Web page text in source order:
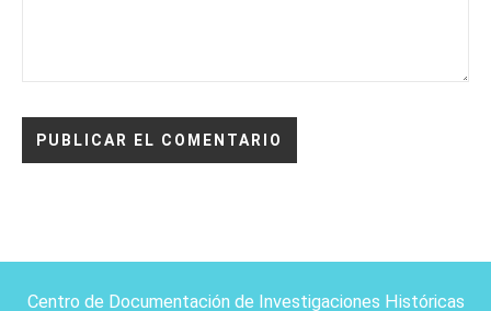
Centro de Documentación de Investigaciones Históricas